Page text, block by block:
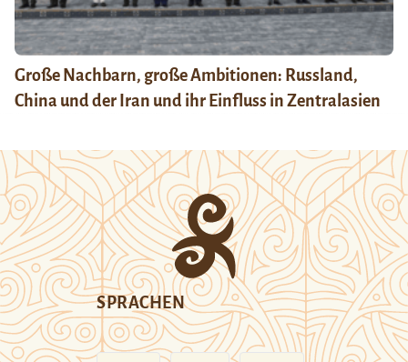
Große Nachbarn, große Ambitionen: Russland,
China und der Iran und ihr Einfluss in Zentralasien
SPRACHEN